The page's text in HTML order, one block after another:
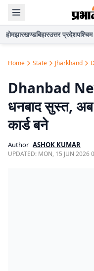
होमझारखण्डबिहारउत्तर प्रदेश
Home State Jharkhand
Dhanbad
धनबाद सुस्त,
कार्ड बने
Author ASHOK KUMAR
UPDATED: MON, 15 JUN 2026